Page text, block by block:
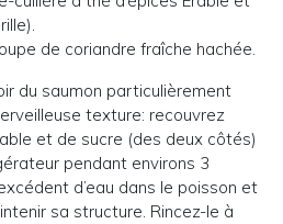
de coriandre fraîche hachée.
du saumon particulièrement
texture: recouvrez
et de sucre (des deux côtés)
pendant environs 3
d’eau dans le poisson et
sa structure. Rincez-le à